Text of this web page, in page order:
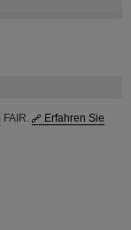
Erfahren Sie